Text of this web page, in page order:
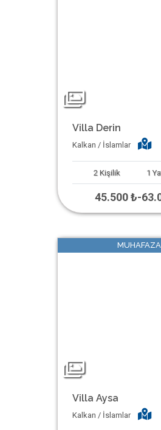
Villa Derin
Kalkan / İslamlar
2 Kişilik 1
45.500 ₺-
Villa Aysa
Kalkan / İslamlar